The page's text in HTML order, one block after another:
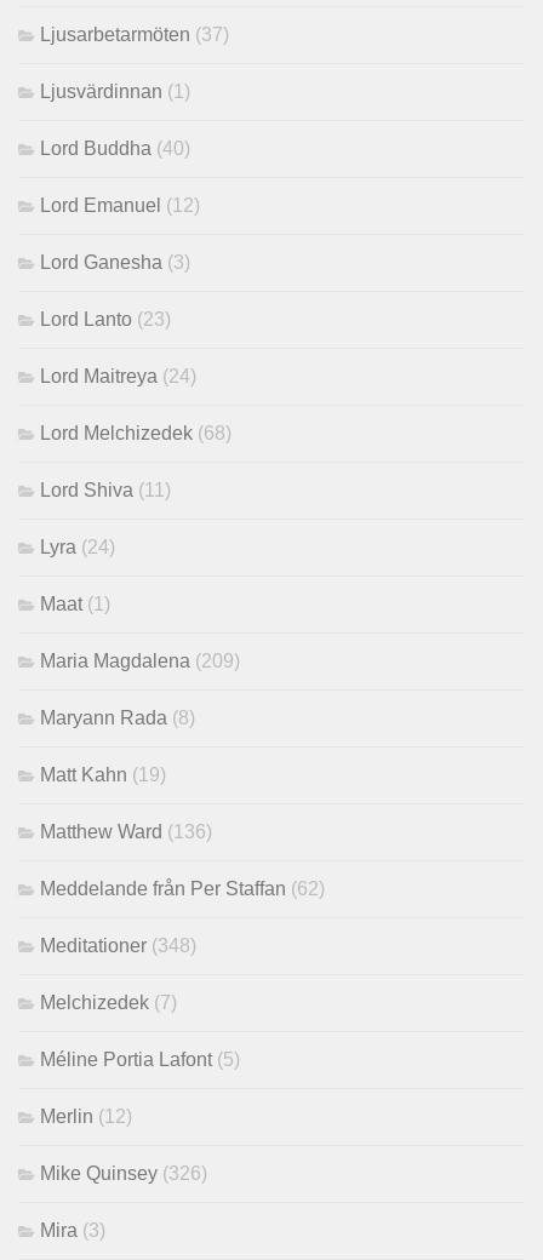
Ljusarbetarmöten (37)
Ljusvärdinnan (1)
Lord Buddha (40)
Lord Emanuel (12)
Lord Ganesha (3)
Lord Lanto (23)
Lord Maitreya (24)
Lord Melchizedek (68)
Lord Shiva (11)
Lyra (24)
Maat (1)
Maria Magdalena (209)
Maryann Rada (8)
Matt Kahn (19)
Matthew Ward (136)
Meddelande från Per Staffan (62)
Meditationer (348)
Melchizedek (7)
Méline Portia Lafont (5)
Merlin (12)
Mike Quinsey (326)
Mira (3)